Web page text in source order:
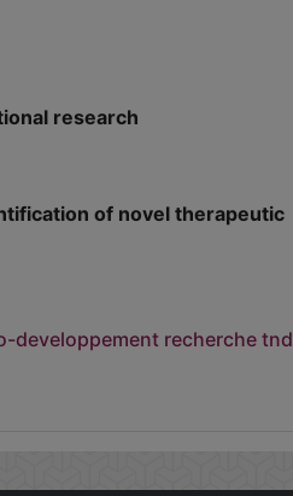
research
of novel therapeutic
developpement recherche tnd